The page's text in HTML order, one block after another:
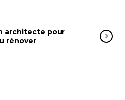
architecte pour
rénover